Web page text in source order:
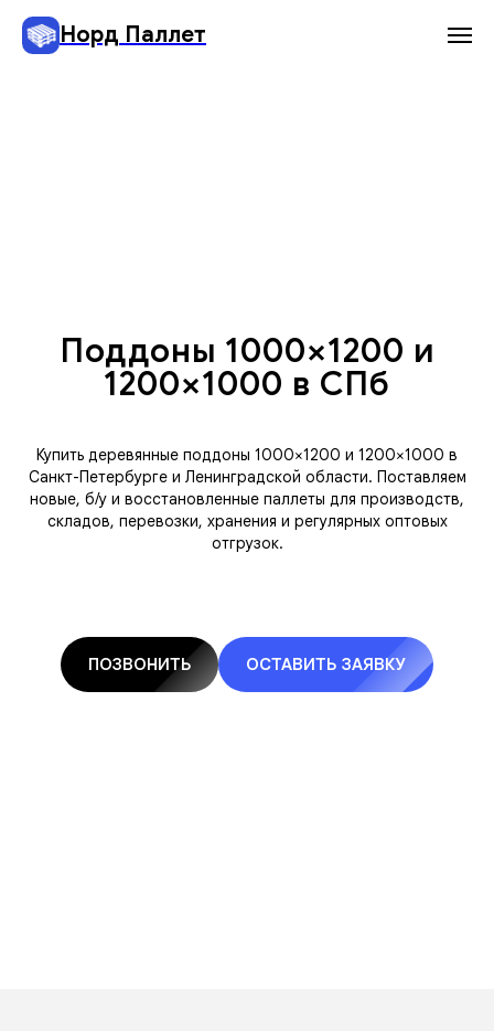
Норд Паллет
Поддоны 1000×1200 и
1200×1000 в СПб
Купить деревянные поддоны 1000×1200 и 1200×1000 в
Санкт-Петербурге и Ленинградской области. Поставляем
новые, б/у и восстановленные паллеты для производств,
складов, перевозки, хранения и регулярных оптовых
отгрузок.
ПОЗВОНИТЬ ОСТАВИТЬ ЗАЯВКУ